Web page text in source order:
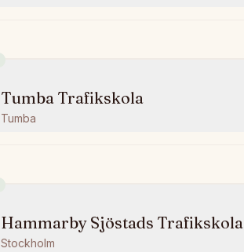
Tumba Trafikskola
Tumba
Hammarby Sjöstads Trafikskola
Stockholm